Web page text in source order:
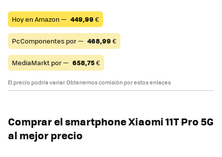
Hoy en Amazon — 449,99 €
PcComponentes por — 468,99 €
MediaMarkt por — 658,75€
El precio podría variar. Obtenemos comisión por estos enlaces
Comprar el smartphone Xiaomi 11T Pro 5G
al mejor precio